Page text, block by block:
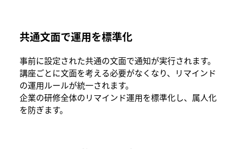
共通文面で運用を標準化
事前に設定された共通の文面で通知が実行されます。
講座ごとに文面を考える必要がなくなり、リマインド
の運用ルールが統一されます。
企業の研修全体のリマインド運用を標準化し、属人化
を防ぎます。